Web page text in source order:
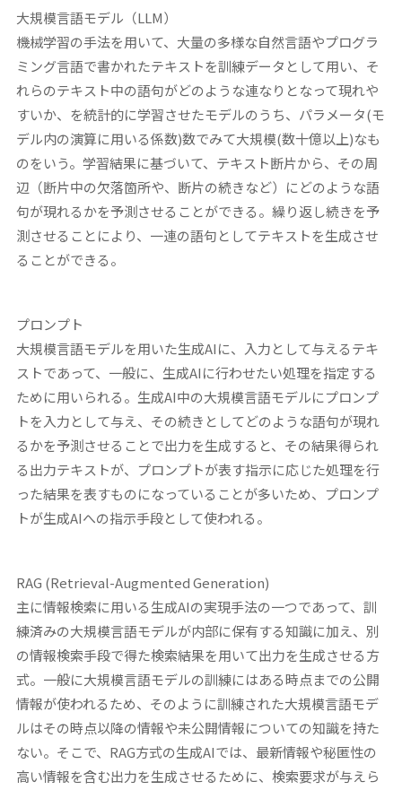
大規模言語モデル（LLM）
機械学習の手法を用いて、大量の多様な自然言語やプログラ
ミング言語で書かれたテキストを訓練データとして用い、そ
れらのテキスト中の語句がどのような連なりとなって現れや
すいか、を統計的に学習させたモデルのうち、パラメータ(モ
デル内の演算に用いる係数)数でみて大規模(数十億以上)なも
のをいう。学習結果に基づいて、テキスト断片から、その周
辺（断片中の欠落箇所や、断片の続きなど）にどのような語
句が現れるかを予測させることができる。繰り返し続きを予
測させることにより、一連の語句としてテキストを生成させ
ることができる。
プロンプト
大規模言語モデルを用いた生成AIに、入力として与えるテキ
ストであって、一般に、生成AIに行わせたい処理を指定する
ために用いられる。生成AI中の大規模言語モデルにプロンプ
トを入力として与え、その続きとしてどのような語句が現れ
るかを予測させることで出力を生成すると、その結果得られ
る出力テキストが、プロンプトが表す指示に応じた処理を行
った結果を表すものになっていることが多いため、プロンプ
トが生成AIへの指示手段として使われる。
RAG (Retrieval-Augmented Generation)
主に情報検索に用いる生成AIの実現手法の一つであって、訓
練済みの大規模言語モデルが内部に保有する知識に加え、別
の情報検索手段で得た検索結果を用いて出力を生成させる方
式。一般に大規模言語モデルの訓練にはある時点までの公開
情報が使われるため、そのように訓練された大規模言語モデ
ルはその時点以降の情報や未公開情報についての知識を持た
ない。そこで、RAG方式の生成AIでは、最新情報や秘匿性の
高い情報を含む出力を生成させるために、検索要求が与えら